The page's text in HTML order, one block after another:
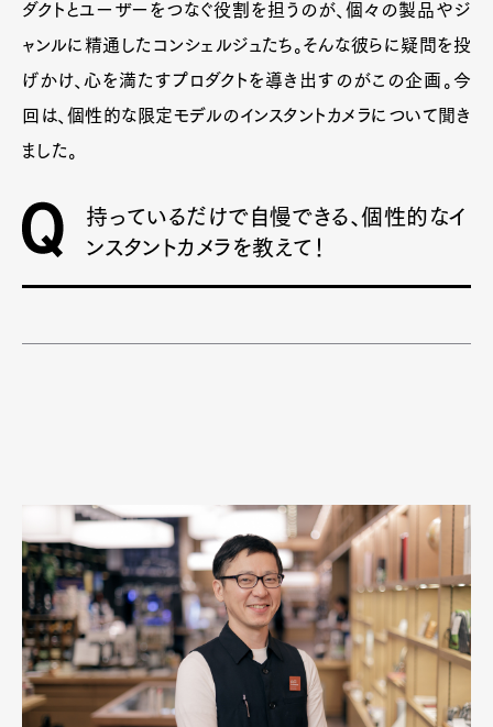
ダクトとユーザーをつなぐ役割を担うのが、個々の製品やジ
ャンルに精通したコンシェルジュたち。そんな彼らに疑問を投
げかけ、心を満たすプロダクトを導き出すのがこの企画。今
回は、個性的な限定モデルのインスタントカメラについて聞き
ました。
持っているだけで自慢できる、個性的なイ
ンスタントカメラを教えて！